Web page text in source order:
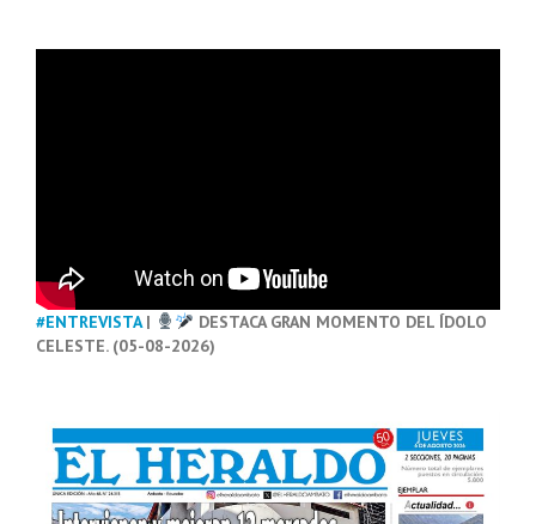
#ENTREVISTA|
DESTACA GRAN MOMENTO DEL ÍDOLO
CELESTE. (05-08-2026)